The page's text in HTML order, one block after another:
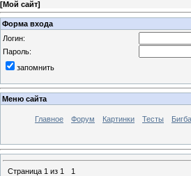
[Мой сайт]
Форма входа
Логин:
Пароль:
запомнить
Меню сайта
Главное Форум Картинки Тесты
Страница 1 из 1
1